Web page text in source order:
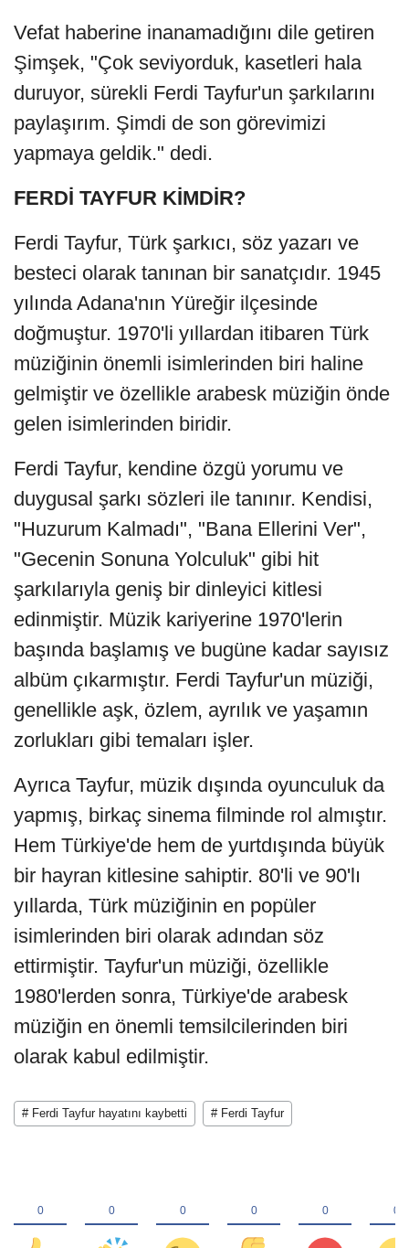
Vefat haberine inanamadığını dile getiren
Şimşek, "Çok seviyorduk, kasetleri hala
duruyor, sürekli Ferdi Tayfur'un şarkılarını
paylaşırım. Şimdi de son görevimizi
yapmaya geldik." dedi.
FERDİ TAYFUR KİMDİR?
Ferdi Tayfur, Türk şarkıcı, söz yazarı ve
besteci olarak tanınan bir sanatçıdır. 1945
yılında Adana'nın Yüreğir ilçesinde
doğmuştur. 1970'li yıllardan itibaren Türk
müziğinin önemli isimlerinden biri haline
gelmiştir ve özellikle arabesk müziğin önde
gelen isimlerinden biridir.
Ferdi Tayfur, kendine özgü yorumu ve
duygusal şarkı sözleri ile tanınır. Kendisi,
"Huzurum Kalmadı", "Bana Ellerini Ver",
"Gecenin Sonuna Yolculuk" gibi hit
şarkılarıyla geniş bir dinleyici kitlesi
edinmiştir. Müzik kariyerine 1970'lerin
başında başlamış ve bugüne kadar sayısız
albüm çıkarmıştır. Ferdi Tayfur'un müziği,
genellikle aşk, özlem, ayrılık ve yaşamın
zorlukları gibi temaları işler.
Ayrıca Tayfur, müzik dışında oyunculuk da
yapmış, birkaç sinema filminde rol almıştır.
Hem Türkiye'de hem de yurtdışında büyük
bir hayran kitlesine sahiptir. 80'li ve 90'lı
yıllarda, Türk müziğinin en popüler
isimlerinden biri olarak adından söz
ettirmiştir. Tayfur'un müziği, özellikle
1980'lerden sonra, Türkiye'de arabesk
müziğin en önemli temsilcilerinden biri
olarak kabul edilmiştir.
# Ferdi Tayfur hayatını kaybetti # Ferdi Tayfur